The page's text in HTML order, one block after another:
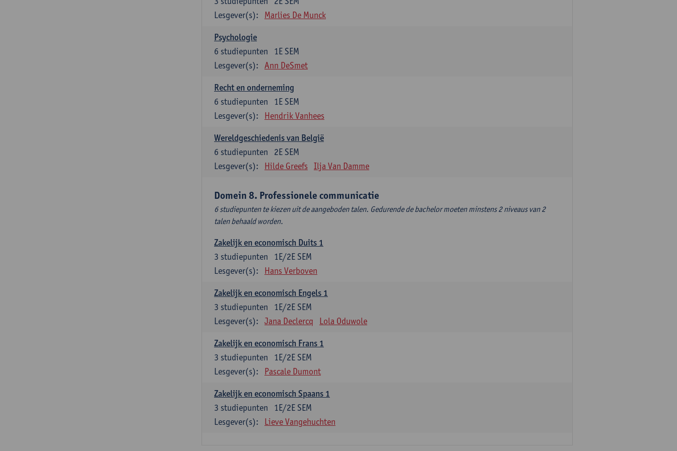
Lesgever(s):
Marlies De Munck
Psychologie
1E SEM
6 studiepunten
Lesgever(s):
Ann DeSmet
Recht en onderneming
1E SEM
6 studiepunten
Lesgever(s):
Hendrik Vanhees
Wereldgeschiedenis van België
2E SEM
6 studiepunten
Lesgever(s):
Hilde Greefs Ilja Van Damme
Domein 8. Professionele communicatie
6 studiepunten te kiezen uit de aangeboden talen. Gedurende de bachelor moeten minstens 2 niveaus van 2
talen behaald worden.
Zakelijk en economisch Duits 1
1E/2E SEM
3 studiepunten
Lesgever(s):
Hans Verboven
Zakelijk en economisch Engels 1
1E/2E SEM
3 studiepunten
Lesgever(s):
Jana Declercq Lola Oduwole
Zakelijk en economisch Frans 1
1E/2E SEM
3 studiepunten
Lesgever(s):
Pascale Dumont
Zakelijk en economisch Spaans 1
1E/2E SEM
3 studiepunten
Lesgever(s):
Lieve Vangehuchten